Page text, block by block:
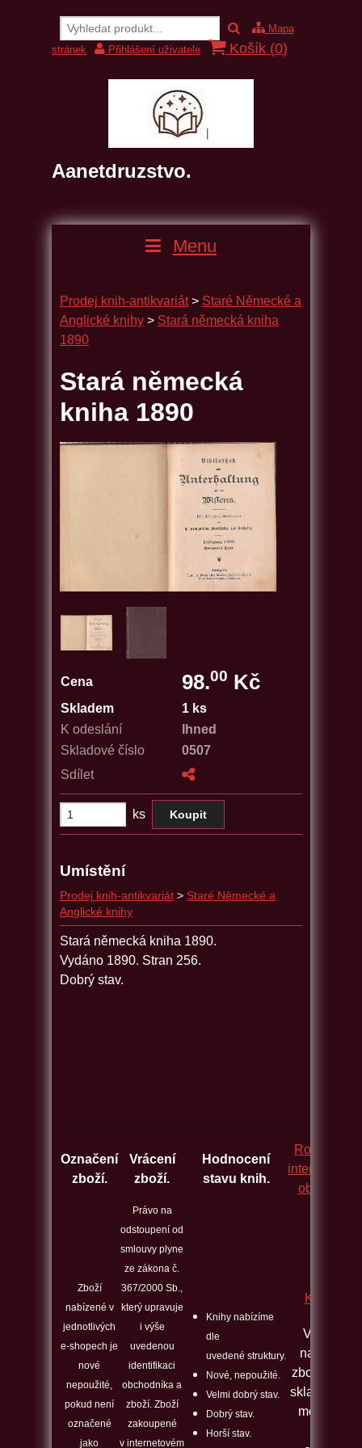
Mapa
stránek
Přihlášení uživatele Košík (0)
Aanetdruzstvo.
Menu
Prodej knih-antikvariát > Staré Německé a
Anglické knihy > Stará německá kniha
1890
Stará německá
kniha 1890
Cena 98.00 Kč
Skladem
1 ks
K odeslání
Ihned
Skladové číslo
0507
Sdílet
ks
Umístění
Prodej knih-antikvariát > Staré Německé a
Anglické knihy
Stará německá kniha 1890.
Vydáno 1890. Stran 256.
Dobrý stav.
Označení
zboží.
Vrácení
zboží.
Hodnocení
stavu knih.
Rozcestník
obchodů.
Zboží
nabízené v
jednotlivých
e-shopech je
nové
nepoužité,
pokud není
označené
jako
Právo na
odstoupení od
smlouvy plyne
ze zákona č.
367/2000 Sb.,
který upravuje
i výše
uvedenou
identifikaci
obchodníka a
zboží. Zboží
zakoupené
v internetovém
Knihy nabízíme
dle
uvedené struktury.
Nové, nepoužité.
Velmi dobrý stav.
Dobrý stav.
Horší stav.
Kontakt
Veškeré
nabízené
zboží máme
skladem a je
možno ho